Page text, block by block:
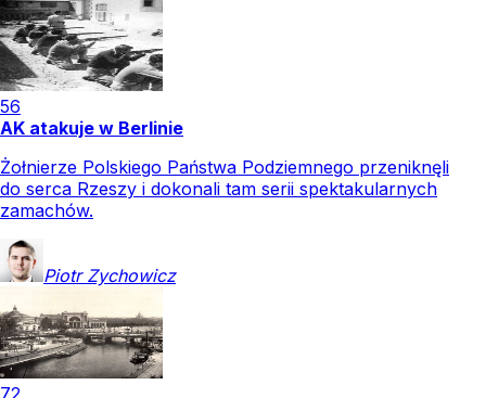
56
AK atakuje w Berlinie
Żołnierze Polskiego Państwa Podziemnego przeniknęli
do serca Rzeszy i dokonali tam serii spektakularnych
zamachów.
Piotr Zychowicz
72